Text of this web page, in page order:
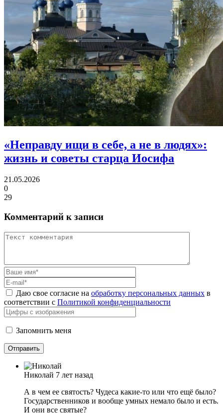
«Неправду ищи в себе, а не в людях»:
жизнь и советы старца Иосифа
21.05.2026
0
29
Комментарий к записи
Даю свое согласие на обработку персональных данных в
соответствии с Политикой конфиденциальности
Запомнить меня
Николай 7 лет назад
А в чем ее святость? Чудеса какие-то или что ещё было?
Государственников и вообще умных немало было и есть.
И они все святые?